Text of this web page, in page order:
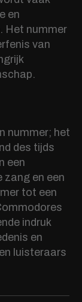
en
Het nummer
van
nummer; het
des tijds
een
en een
tot een
indruk
en
luisteraars